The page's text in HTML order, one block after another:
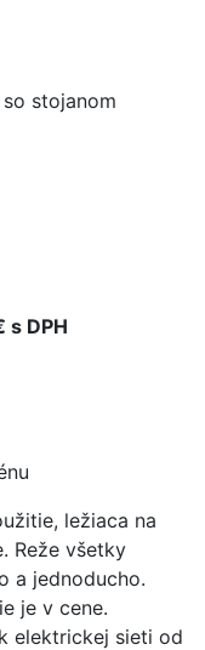
DPH
ležiaca na
Reže všetky
a jednoducho.
je v cene.
elektrickej sieti od